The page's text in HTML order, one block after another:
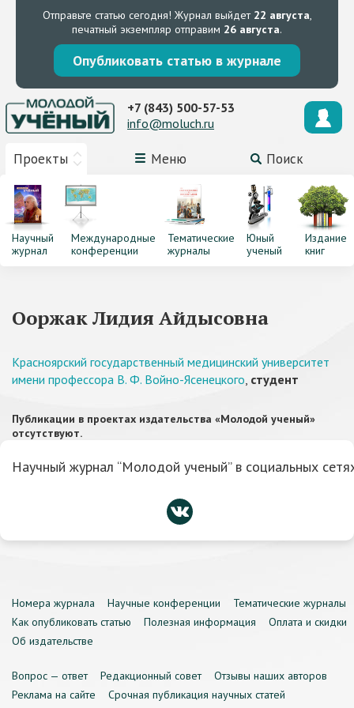
Отправьте статью сегодня! Журнал выйдет 22 августа,
печатный экземпляр отправим 26 августа.
Опубликовать статью в журнале
Проекты Меню Поиск
+7 (843) 500-57-53
info@moluch.ru
Научный
журнал
Международные
конференции
Тематические
журналы
Юный
ученый
Издание
книг
Ооржак Лидия Айдысовна
Красноярский государственный медицинский университет
имени профессора В. Ф. Войно-Ясенецкого, студент
Публикации в проектах издательства «Молодой ученый»
отсутствуют.
Научный журнал “Молодой ученый” в социальных
Номера журнала Научные конференции
Тематические журналы
Как опубликовать статью
Полезная информация
Оплата и скидки
Об издательстве
Вопрос — ответ Редакционный совет
Отзывы наших авторов
Реклама на сайте
Срочная публикация научных статей